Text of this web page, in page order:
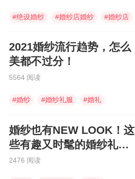
#绝设婚纱 #婚纱店婚纱 #婚纱店
2021婚纱流行趋势，怎么
美都不过分！
5564 阅读
#婚纱 #婚纱礼服 #婚礼
婚纱也有NEW LOOK！这
些有趣又时髦的婚纱礼
服，让你一眼就爱上！
2476 阅读